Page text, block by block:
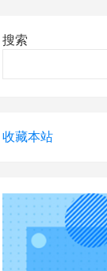
搜索
收藏本站